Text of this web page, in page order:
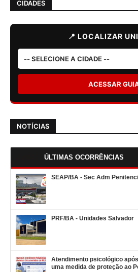
CIDADES
📍 LOCALIZAR
ACESSAR
NOTÍCIAS
ÚLTIMAS OCORRÊNCIAS
SEAP/BA - Sec Adm
PRF/BA - Unidades Salvador
Atendimento psicológico
uma medida de proteção ao